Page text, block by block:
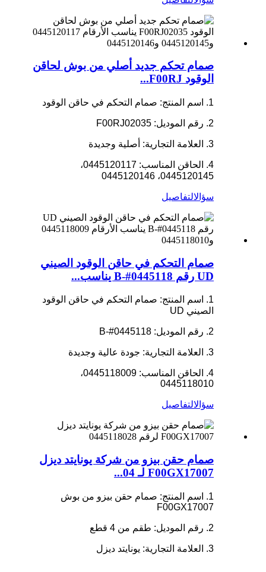
صمام تحكم جديد أصلي من بوش لحاقن
الوقود F00RJ...
1. اسم المنتج: صمام التحكم في حاقن الوقود
2. رقم الموديل: F00RJ02035
3. العلامة التجارية: أصلية وجديدة
4. الحاقن المناسب: 0445120117،
0445120145، 0445120146
سؤالالتفاصيل
صمام التحكم في حاقن الوقود الصيني
UD رقم 0445118#-B يناسب...
1. اسم المنتج: صمام التحكم في حاقن الوقود
الصيني UD
2. رقم الموديل: 0445118#-B
3. العلامة التجارية: جودة عالية وجديدة
4. الحاقن المناسب: 0445118009،
0445118010
سؤالالتفاصيل
صمام حقن بيزو من شركة يونايتد ديزل
F00GX17007 لـ 04...
1. اسم المنتج: صمام حقن بيزو من بوش
F00GX17007
2. رقم الموديل: طقم من 4 قطع
3. العلامة التجارية: يونايتد ديزل